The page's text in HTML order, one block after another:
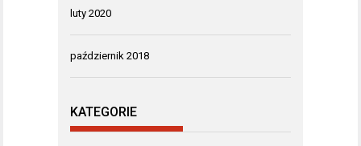
luty 2020
październik 2018
KATEGORIE